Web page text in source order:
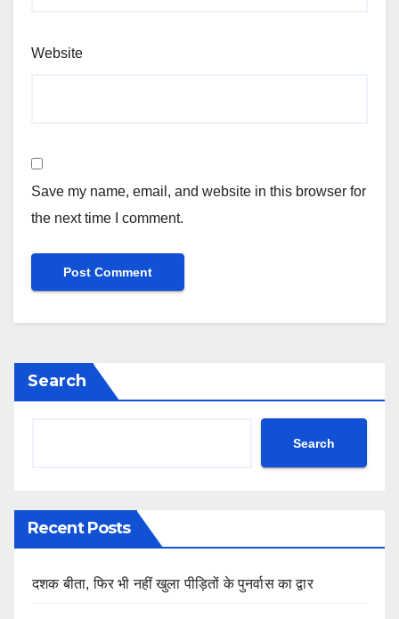
Website
Save my name, email, and website in this browser for
the next time I comment.
Search
Search
Recent Posts
दशक बीता, फिर भी नहीं खुला पीड़ितों के पुनर्वास का द्वार